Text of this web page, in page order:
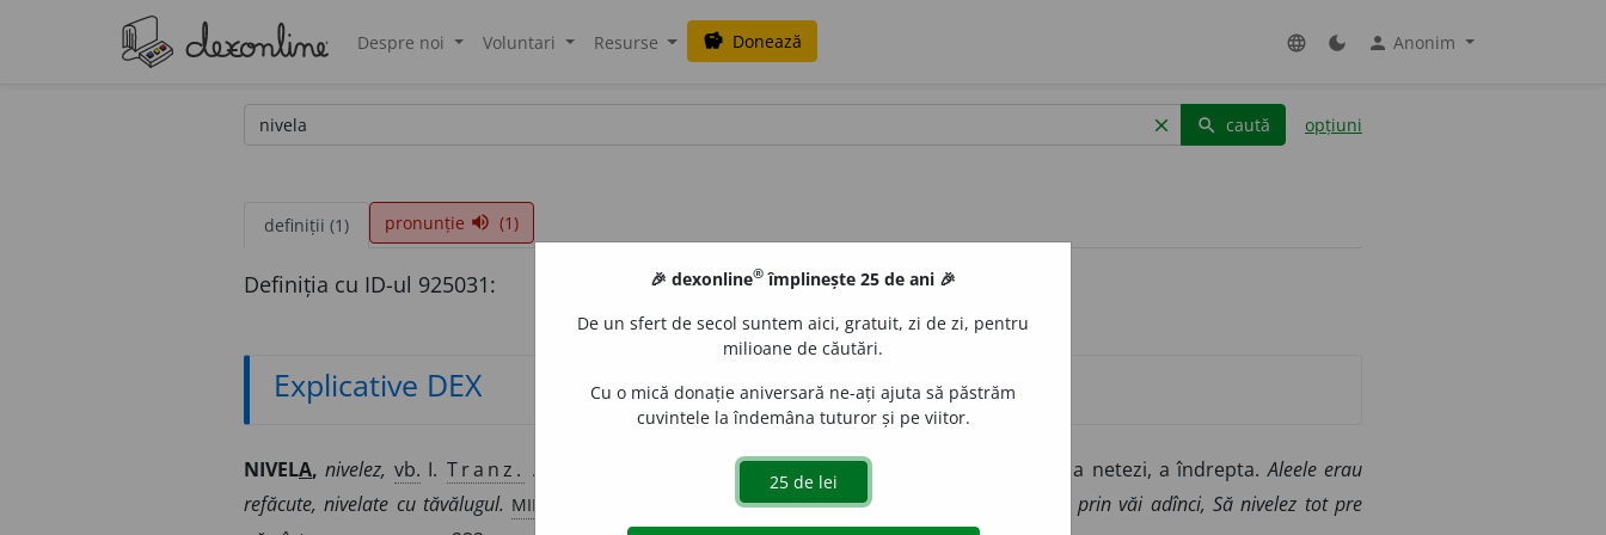
Despre noi Voluntari Resurse savings Donează language dark_mode person Anonim
clear search caută opțiuni
definiții (1) pronunție volume_up (1)
Definiția cu ID-ul 925031:
Explicative DEX
NIVELA, nivelez, vb. I. Tranz. A face ca toate punctele unui teren să fie la același nivel, a netezi, a îndrepta.Aleele erau
refăcute, nivelate cu tăvălugul. MIHALE, O.
Munții cei mari cu-ale lor stînci, Vreu să-i răstorn prin văi adînci, Să nivelez tot pre
🎉 dexonline® împlinește 25 de ani 🎉
De un sfert de secol suntem aici, gratuit, zi de zi, pentru
milioane de căutări.
Cu o mică donație aniversară ne-ați ajuta să păstrăm
cuvintele la îndemâna tuturor și pe viitor.